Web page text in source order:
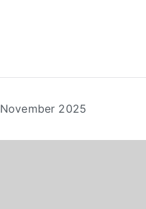
November 2025